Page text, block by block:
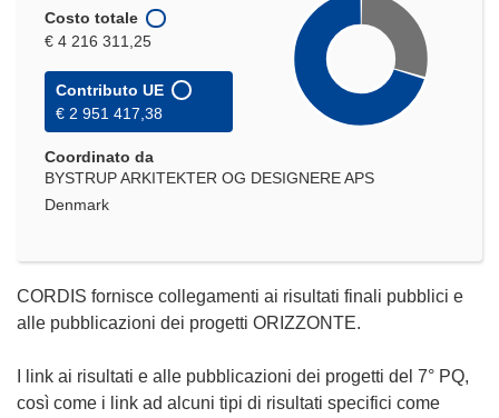
Costo totale
€ 4 216 311,25
Contributo UE
€ 2 951 417,38
Coordinato da
BYSTRUP ARKITEKTER OG DESIGNERE APS
Denmark
CORDIS fornisce collegamenti ai risultati finali pubblici e
alle pubblicazioni dei progetti ORIZZONTE.
I link ai risultati e alle pubblicazioni dei progetti del 7° PQ,
così come i link ad alcuni tipi di risultati specifici come